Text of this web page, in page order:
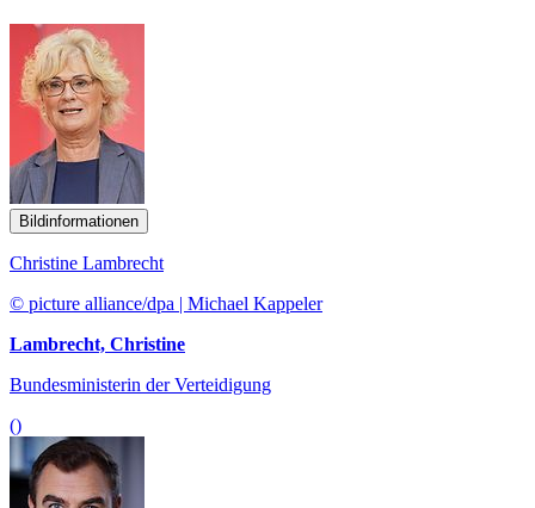
Bildinformationen
Christine Lambrecht
© picture alliance/dpa | Michael Kappeler
Lambrecht, Christine
Bundesministerin der Verteidigung
()